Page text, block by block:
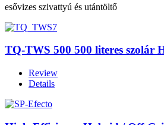
esővizes szivattyú és utántöltő
TQ-TWS 500 500 literes szolár
Review
Details